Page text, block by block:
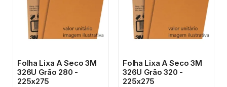
Folha Lixa A Seco 3M
326U Grão 280 -
225x275
Folha Lixa A Seco 3M
326U Grão 320 -
225x275